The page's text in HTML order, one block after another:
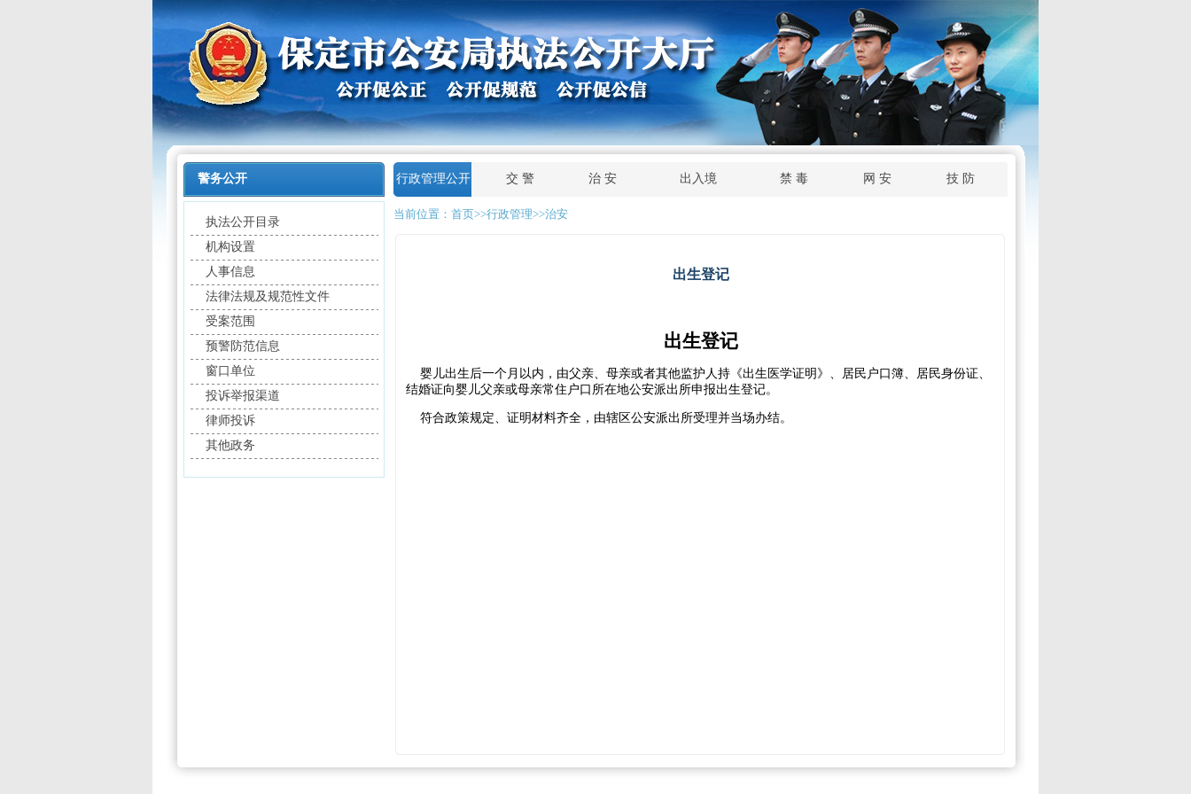
警务公开
执法公开目录
机构设置
人事信息
法律法规及规范性文件
受案范围
预警防范信息
窗口单位
投诉举报渠道
律师投诉
其他政务
行政管理公开 交 警 治 安 出入境 禁 毒 网 安 技 防
当前位置： 首页>>行政管理>>治安
出生登记
出生登记
婴儿出生后一个月以内，由父亲、母亲或者其他监护人持《出生医学证明》、居民户口簿、居民身份证、
结婚证向婴儿父亲或母亲常住户口所在地公安派出所申报出生登记。
符合政策规定、证明材料齐全，由辖区公安派出所受理并当场办结。